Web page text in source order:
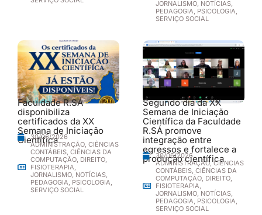
JORNALISMO NOTÍCIAS
PEDAGOGIA PSICOLOGIA
SERVIÇO SOCIAL
Faculdade R.SÁ
disponibiliza
certificados da XX
Semana de Iniciação
Científica
30/06/2026
ADMINISTRAÇÃO, CIÊNCIAS
CONTÁBEIS, CIÊNCIAS DA
COMPUTAÇÃO, DIREITO,
FISIOTERAPIA,
JORNALISMO, NOTÍCIAS,
PEDAGOGIA, PSICOLOGIA,
SERVIÇO SOCIAL
Segundo dia da XX
Semana de Iniciação
Científica da Faculdade
R.SÁ promove
integração entre
egressos e fortalece a
produção científica
30/06/2026
ADMINISTRAÇÃO,CIÊNCIAS
CONTÁBEIS, CIÊNCIAS DA
COMPUTAÇÃO, DIREITO,
FISIOTERAPIA,
JORNALISMO, NOTÍCIAS,
PEDAGOGIA, PSICOLOGIA,
SERVIÇO SOCIAL